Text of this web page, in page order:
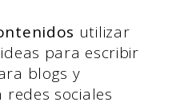
utilizar
para escribir
blogs y
redes sociales